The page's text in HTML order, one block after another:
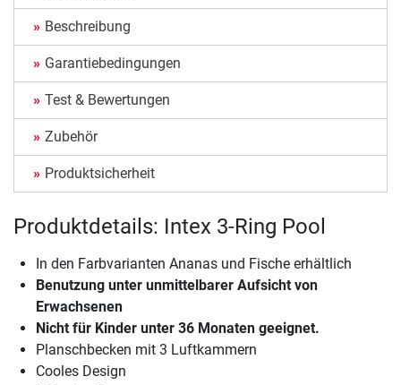
Beschreibung
Garantiebedingungen
Test & Bewertungen
Zubehör
Produktsicherheit
Produktdetails: Intex 3-Ring Pool
In den Farbvarianten Ananas und Fische erhältlich
Benutzung unter unmittelbarer Aufsicht von
Erwachsenen
Nicht für Kinder unter 36 Monaten geeignet.
Planschbecken mit 3 Luftkammern
Cooles Design